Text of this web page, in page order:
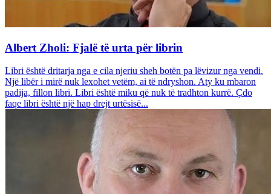
Albert Zholi: Fjalë të urta për librin
Libri është dritarja nga e cila njeriu sheh botën pa lëvizur nga vendi.
Një libër i mirë nuk lexohet vetëm, ai të ndryshon. Aty ku mbaron
padija, fillon libri. Libri është miku që nuk të tradhton kurrë. Çdo
faqe libri është një hap drejt urtësisë...